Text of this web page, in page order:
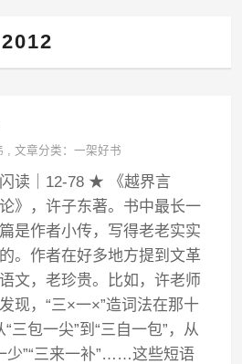
,文章分类：一架好书
闪读｜12-78 ★ 《越界言
论》，许子东著。书中最长一
篇是作者小传，写得老老实实
的。作者在好多地方提到文革
语文，老珍贵。比如，许老师
发现，“三×一×”造词法在那十
三包一尖”到“三自一包”，从
少”“三来一补”……这些短语